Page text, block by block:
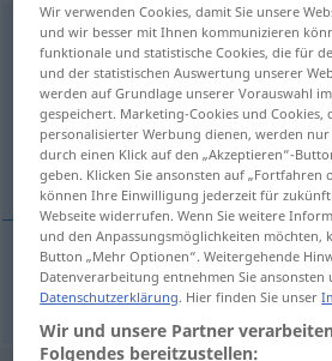
anglistam
Übersicht aller Übersetzungen
(Für mehr Details die Übersetzung
Anglist
Anglistm anglista
Wir verwenden Cookies, damit Sie unsere
und wir besser mit Ihnen kommunizieren
funktionale und statistische Cookies, die für
und der statistischen Auswertung unserer
werden auf Grundlage unserer Vorauswahl
gespeichert. Marketing-Cookies und Cookies,
personalisierter Werbung dienen, werden
durch einen Klick auf den „Akzeptieren“-
geben. Klicken Sie ansonsten auf „Fortfahren
können Ihre Einwilligung jederzeit für
Webseite widerrufen. Wenn Sie weitere
und den Anpassungsmöglichkeiten möchten,
Button „Mehr Optionen“. Weitergehende
Datenverarbeitung entnehmen Sie ansonsten
Datenschutzerklärung. Hier finden Sie unser
Wir und unsere Partner
Folgendes bereitzustellen: